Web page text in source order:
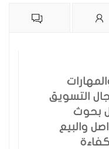
التسويق
بحوث
والبيع